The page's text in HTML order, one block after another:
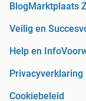
BlogMarktplaats
Veilig en
Help en Info
Privacyverklaring
Cookiebeleid